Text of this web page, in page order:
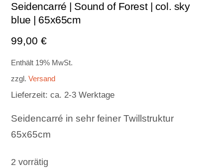
Seidencarré | Sound of Forest | col. sky
blue | 65x65cm
99,00€
Enthält 19% MwSt.
zzgl.Versand
Lieferzeit: ca. 2-3 Werktage
Seidencarré in sehr feiner Twillstruktur
65x65cm
2 vorrätig